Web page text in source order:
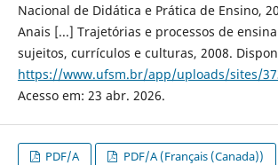
Nacional de Didática e Prática de Ensino,
Anais [...] Trajetórias e processos de
sujeitos, currículos e culturas, 2008.
https://www.ufsm.br/app/uploads/sites/
Acesso em: 23 abr. 2026.
PDF/A PDF/A (Français (Canada))